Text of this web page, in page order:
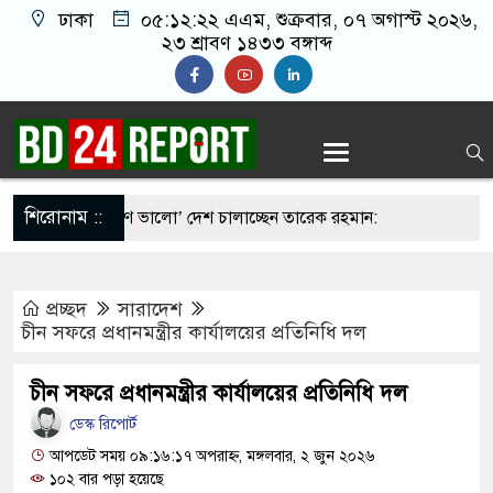
ঢাকা ০৫:১২:২৩ এএম, শুক্রবার, ০৭ অগাস্ট ২০২৬,
২৩ শ্রাবণ ১৪৩৩ বঙ্গাব্দ
শিরোনাম ::
‘হাজারগুণ ভালো’ দেশ চালাচ্ছেন তারেক রহমান:
মর্মান্তিক দুই দুর্ঘটনা, ঝরে গেল ১৫ প্রাণ
বৃদ্ধ
খামেনির সঙ্গে বৈঠক, আসল মানুষ কিনা প্রশ্ন
প্রচ্ছদ
সারাদেশ
চীন সফরে প্রধানমন্ত্রীর কার্যালয়ের প্রতিনিধি দল
চীন সফরে প্রধানমন্ত্রীর কার্যালয়ের প্রতিনিধি দল
ডেস্ক রিপোর্ট
আপডেট সময় ০৯:১৬:১৭ অপরাহ্ন, মঙ্গলবার, ২ জুন ২০২৬
১০২ বার পড়া হয়েছে